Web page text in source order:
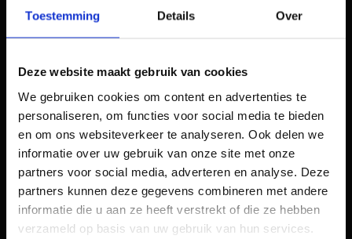
Toestemming Details Over
Deze website maakt gebruik van cookies
We gebruiken cookies om content en advertenties te
personaliseren, om functies voor social media te bieden
en om ons websiteverkeer te analyseren. Ook delen we
informatie over uw gebruik van onze site met onze
partners voor social media, adverteren en analyse. Deze
partners kunnen deze gegevens combineren met andere
informatie die u aan ze heeft verstrekt of die ze hebben
verzameld op basis van uw gebruik van hun services.
SEO
Verhoog je organische vindbaarheid met technische
duurzame groei
SEA
Gerichte advertenties in zoekmachines voor meer
zichtbaarheid en een optimaal rendement op jouw
advertentiebudget.
Bekijk dienst